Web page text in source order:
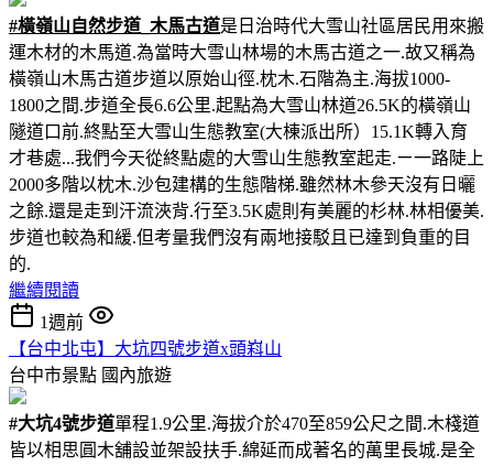
#橫嶺山自然步道_木馬古道是日治時代大雪山社區居民用來搬
運木材的木馬道.為當時大雪山林場的木馬古道之一.故又稱為
橫嶺山木馬古道步道以原始山徑.枕木.石階為主.海拔1000-
1800之間.步道全長6.6公里.起點為大雪山林道26.5K的橫嶺山
隧道口前.終點至大雪山生態教室(大棟派出所）15.1K轉入育
才巷處...我們今天從終點處的大雪山生態教室起走.ㄧ一路陡上
2000多階以枕木.沙包建構的生態階梯.雖然林木參天沒有日曬
之餘.還是走到汗流浹背.行至3.5K處則有美麗的杉林.林相優美.
步道也較為和緩.但考量我們沒有兩地接駁且已達到負重的目
的.
繼續閱讀
1週前
【台中北屯】大坑四號步道x頭嵙山
台中市景點 國內旅遊
#大坑4號步道單程1.9公里.海拔介於470至859公尺之間.木棧道
皆以相思圓木舖設並架設扶手.綿延而成著名的萬里長城.是全